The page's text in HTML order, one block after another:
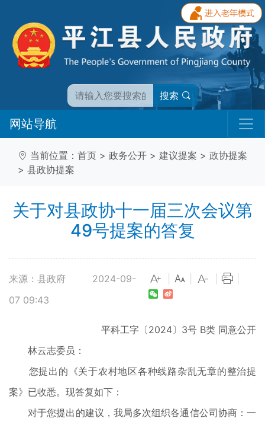
搜索
网站导航
当前位置： 首页 > 政务公开 > 建议提案 > 政协提案
> 县政协提案
关于对县政协十一届三次会议第
49号提案的答复
来源：县政府
2024-09-
07 09:43
平科工字〔2024〕3号 B类 同意公开
林云志委员：
您提出的《关于农村地区各种线路杂乱无章的整治提
案》已收悉。现答复如下：
对于您提出的建议，我局多次组织各通信公司协商：一